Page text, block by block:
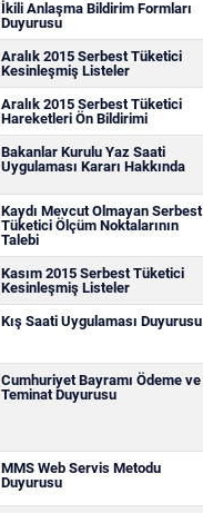
İkili Anlaşma Bildirim Formları
Duyurusu
Aralık 2015 Serbest Tüketici
Kesinleşmiş Listeler
Aralık 2015 Serbest Tüketici
Hareketleri Ön Bildirimi
Bakanlar Kurulu Yaz Saati
Uygulaması Kararı Hakkında
Kaydı Mevcut Olmayan Serbest
Tüketici Ölçüm Noktalarının
Talebi
Kasım 2015 Serbest Tüketici
Kesinleşmiş Listeler
Kış Saati Uygulaması Duyurusu
Cumhuriyet Bayramı Ödeme ve
Teminat Duyurusu
MMS Web Servis Metodu
Duyurusu